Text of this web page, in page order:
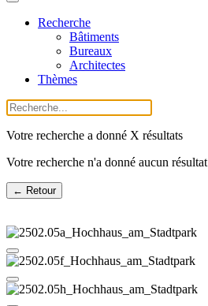
Recherche
Bâtiments
Bureaux
Architectes
Thèmes
Votre recherche a donné X résultats
Votre recherche n'a donné aucun résultat
← Retour